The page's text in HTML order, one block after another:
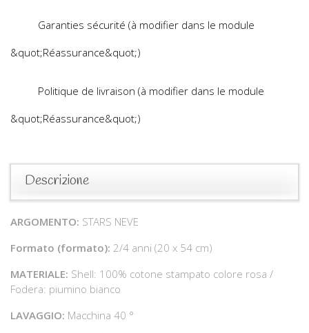
Garanties sécurité (à modifier dans le module
&quot;Réassurance&quot;)
Politique de livraison (à modifier dans le module
&quot;Réassurance&quot;)
Descrizione
ARGOMENTO: STARS NEVE
Formato (formato): 2/4 anni (20 x 54 cm)
MATERIALE: Shell: 100% cotone stampato colore rosa /
Fodera: piumino bianco
LAVAGGIO: Macchina 40 °